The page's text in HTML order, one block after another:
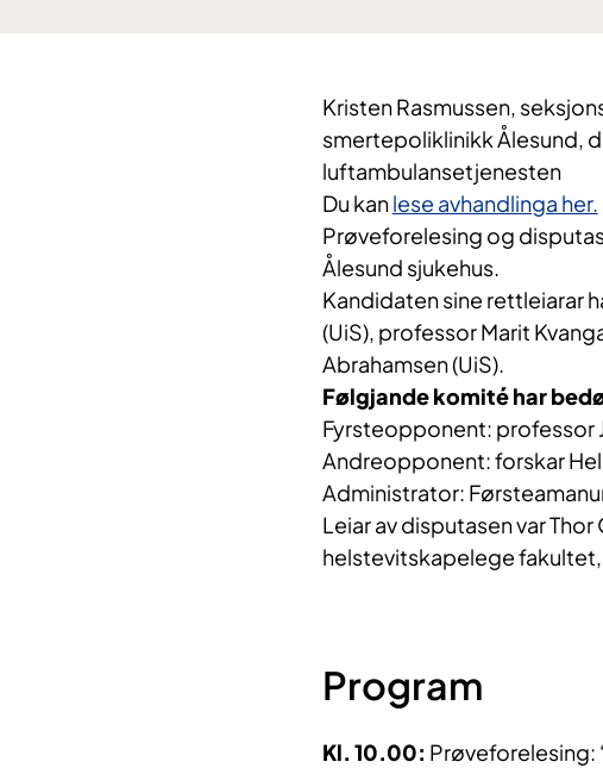
Kristen Rasmussen,
smertepoliklinikk Ålesund,
luftambulansetjenesten
Du kanlese avhandlinga her.
Prøveforelesing og
Ålesund sjukehus.
Kandidaten sine rettleiarar
(UiS), professor Marit
Abrahamsen (UiS).
Følgjande komité har
Fyrsteopponent: professor
Andreopponent: forskar
Administrator:
Leiar av disputasen var
helstevitskapelege fakultet,
Program
Kl. 10.00: Prøveforelesing: